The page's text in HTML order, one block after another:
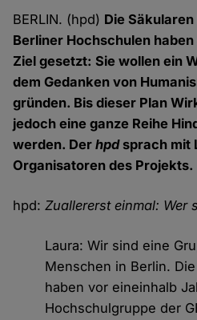
BERLIN. (hpd) Die
Berliner Hochschulen
Ziel gesetzt: Sie wollen ein
dem Gedanken von
gründen. Bis dieser Plan
jedoch eine ganze Reihe
werden. Derhpdsprach mit
Organisatoren des Projekts.
hpd:Zuallererst einmal: Wer
Laura: Wir sind eine
Menschen in Berlin.
haben vor eineinhalb
Hochschulgruppe der